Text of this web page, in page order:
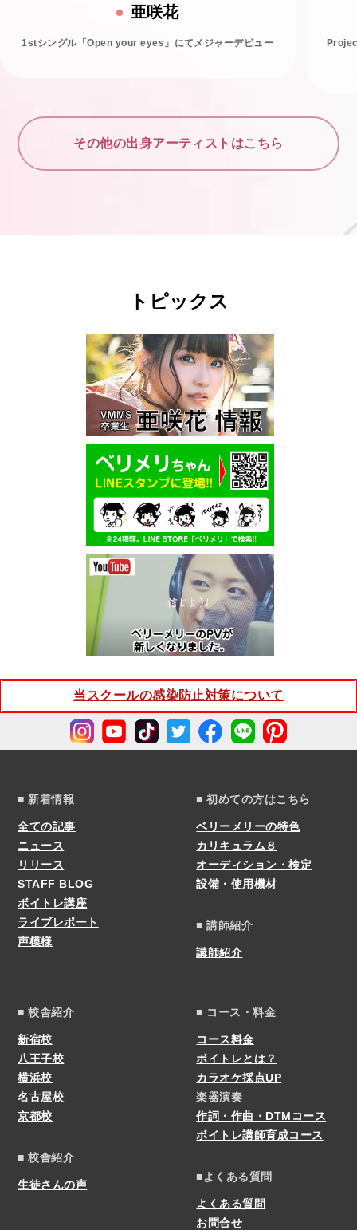
亜咲花
1stシングル「Open your eyes」にてメジャーデビュー
その他の出身アーティストはこちら
トピックス
当スクールの感染防止対策について
■ 新着情報
全ての記事
ニュース
リリース
STAFF BLOG
ボイトレ講座
ライブレポート
声模様
■ 初めての方はこちら
ベリーメリーの特色
カリキュラム８
オーディション・検定
設備・使用機材
■ 講師紹介
講師紹介
■ 校舎紹介
新宿校
八王子校
横浜校
名古屋校
京都校
■ 校舎紹介
生徒さんの声
■ コース・料金
コース料金
ボイトレとは？
カラオケ採点UP
楽器演奏
作詞・作曲・DTMコース
ボイトレ講師育成コース
■よくある質問
よくある質問
お問合せ